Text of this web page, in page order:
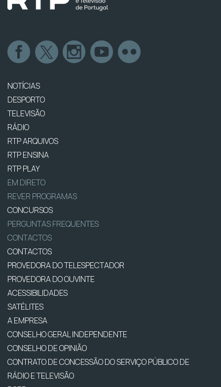
NOTÍCIAS
DESPORTO
TELEVISÃO
RÁDIO
RTP ARQUIVOS
RTP ENSINA
RTP PLAY
EM DIRETO
REVER PROGRAMAS
CONCURSOS
PERGUNTAS FREQUENTES
CONTACTOS
CONTACTOS
PROVEDORA DO TELESPECTADOR
PROVEDORA DO OUVINTE
ACESSIBILIDADES
SATÉLITES
A EMPRESA
CONSELHO GERAL INDEPENDENTE
CONSELHO DE OPINIÃO
CONTRATO DE CONCESSÃO DO SERVIÇO PÚBLICO DE
RÁDIO E TELEVISÃO